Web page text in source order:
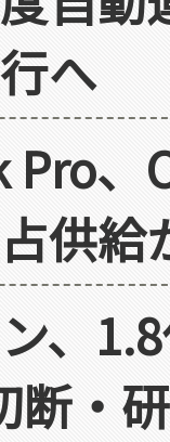
へ
Pro
供給
、
断・